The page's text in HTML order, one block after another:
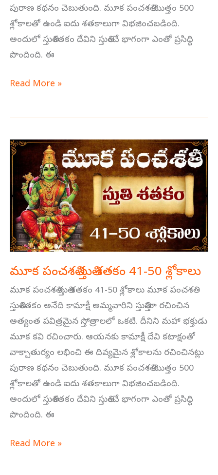
పురాణ కథనం చెబుతుంది. మూక పంచశతి మొత్తం 500
శ్లోకాలతో ఉండి ఐదు శతకాలుగా విభజించబడింది.
అందులో స్తుతిశతకం దేవిని స్తుతించే భాగంగా ఎంతో ప్రసిద్ధి
పొందింది. ఈ
Read More »
మూక పంచశతి స్తుతి శతకం 41-50 శ్లోకాలు
మూక పంచశతి స్తుతి శతకం 41-50 శ్లోకాలు మూక పంచశతి
స్తుతిశతకం అనేది కామాక్షీ అమ్మవారిని స్తుతిస్తూ రచించిన
అత్యంత పవిత్రమైన స్తోత్రాలలో ఒకటి. దీనిని మహా భక్తుడు
మూక కవి రచించారు. ఆయనకు కామాక్షీ దేవి కటాక్షంతో
వాక్చాతుర్యం లభించి ఈ దివ్యమైన శ్లోకాలను రచించినట్లు
పురాణ కథనం చెబుతుంది. మూక పంచశతి మొత్తం 500
శ్లోకాలతో ఉండి ఐదు శతకాలుగా విభజించబడింది.
అందులో స్తుతిశతకం దేవిని స్తుతించే భాగంగా ఎంతో ప్రసిద్ధి
పొందింది. ఈ
మూక
పంచశతి
స్తుతి
శతకం
41-
50
శ్లోకాలు
Read More »